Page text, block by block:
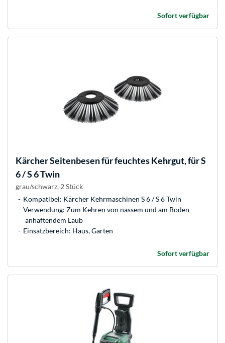
Sofort verfügbar
KärcherSeitenbesen für feuchtes Kehrgut, für S
6 / S 6 Twin
grau/schwarz, 2 Stück
Kompatibel: Kärcher Kehrmaschinen S 6 / S 6 Twin
Verwendung: Zum Kehren von nassem und am Boden
anhaftendem Laub
Einsatzbereich: Haus, Garten
Sofort verfügbar